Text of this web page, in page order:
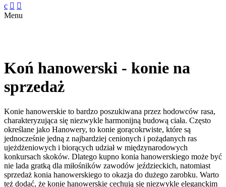
c  
Menu
Koń hanowerski - konie na
sprzedaż
Konie hanowerskie to bardzo poszukiwana przez hodowców rasa,
charakteryzująca się niezwykle harmonijną budową ciała. Często
określane jako Hanowery, to konie gorącokrwiste, które są
jednocześnie jedną z najbardziej cenionych i pożądanych ras
ujeżdżeniowych i biorących udział w międzynarodowych
konkursach skoków. Dlatego kupno konia hanowerskiego może być
nie lada gratką dla miłośników zawodów jeździeckich, natomiast
sprzedaż konia hanowerskiego to okazja do dużego zarobku. Warto
też dodać, że konie hanowerskie cechują się niezwykle eleganckim